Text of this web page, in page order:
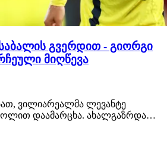
გვერდით - გიორგი
მიღწევა
ვილიარეალმა ლევანტე
დაამარცხა. ახალგაზრდა
გამოსარჩევია ის ფაქტი, რომ